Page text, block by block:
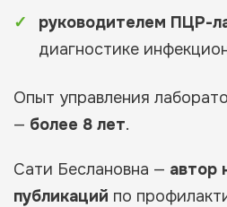
руководителем ПЦР-
диагностике
Опыт управления
— более 8 лет.
Сати Беслановна — автор
публикаций по